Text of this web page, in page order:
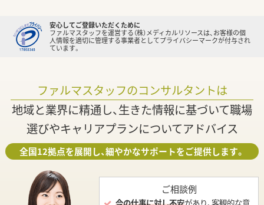
安心してご登録いただくために
ファルマスタッフを運営する（株）メディカルリソースは、お客様の個
人情報を適切に管理する事業者としてプライバシーマークが付与され
ています。
ファルマスタッフのコンサルタントは
地域と業界に精通し、生きた情報に基づいて職場
選びやキャリアプランについてアドバイス
全国12拠点を展開し、細やかなサポートをご提供します。
ご相談例